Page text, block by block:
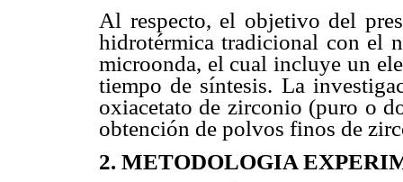
Al respecto, el objetivo del
hidrotérmica tradicional con el
microonda, el cual incluye un
tiempo de síntesis. La
oxiacetato de zirconio (puro o
obtención de polvos finos de
2. METODOLOGIA